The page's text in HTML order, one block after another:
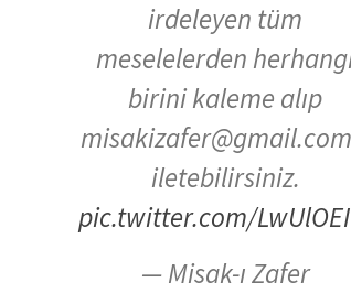
irdeleyen tüm
meselelerden
birini kaleme alıp
iletebilirsiniz.
pic.twitter.com/
— Misak-ı Zafer